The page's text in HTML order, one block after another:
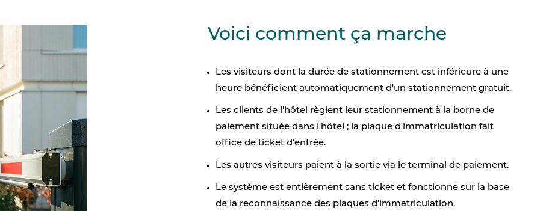
Voici comment ça marche
Les visiteurs dont la durée de stationnement est inférieure à une
heure bénéficient automatiquement d'un stationnement gratuit.
Les clients de l'hôtel règlent leur stationnement à la borne de
paiement située dans l'hôtel ; la plaque d'immatriculation fait
office de ticket d'entrée.
Les autres visiteurs paient à la sortie via le terminal de paiement.
Le système est entièrement sans ticket et fonctionne sur la base
de la reconnaissance des plaques d'immatriculation.